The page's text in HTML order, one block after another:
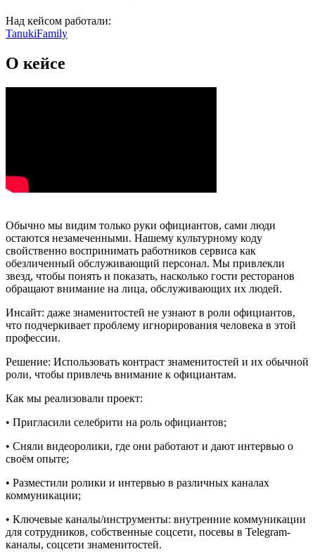
Над кейсом работали:
TanukiFamily
О кейсе
Обычно мы видим только руки официантов, сами люди
остаются незамеченными. Нашему культурному коду
свойственно воспринимать работников сервиса как
обезличенный обслуживающий персонал. Мы привлекли
звезд, чтобы понять и показать, насколько гости ресторанов
обращают внимание на лица, обслуживающих их людей.
Инсайт: даже знаменитостей не узнают в роли официантов,
что подчеркивает проблему игнорирования человека в этой
профессии.
Решение: Использовать контраст знаменитостей и их обычной
роли, чтобы привлечь внимание к официантам.
Как мы реализовали проект:
• Пригласили селебрити на роль официантов;
• Сняли видеоролики, где они работают и дают интервью о
своём опыте;
• Разместили ролики и интервью в различных каналах
коммуникации;
• Ключевые каналы/инструменты: внутренние коммуникации
для сотрудников, собственные соцсети, посевы в Telegram-
каналы, соцсети знаменитостей.